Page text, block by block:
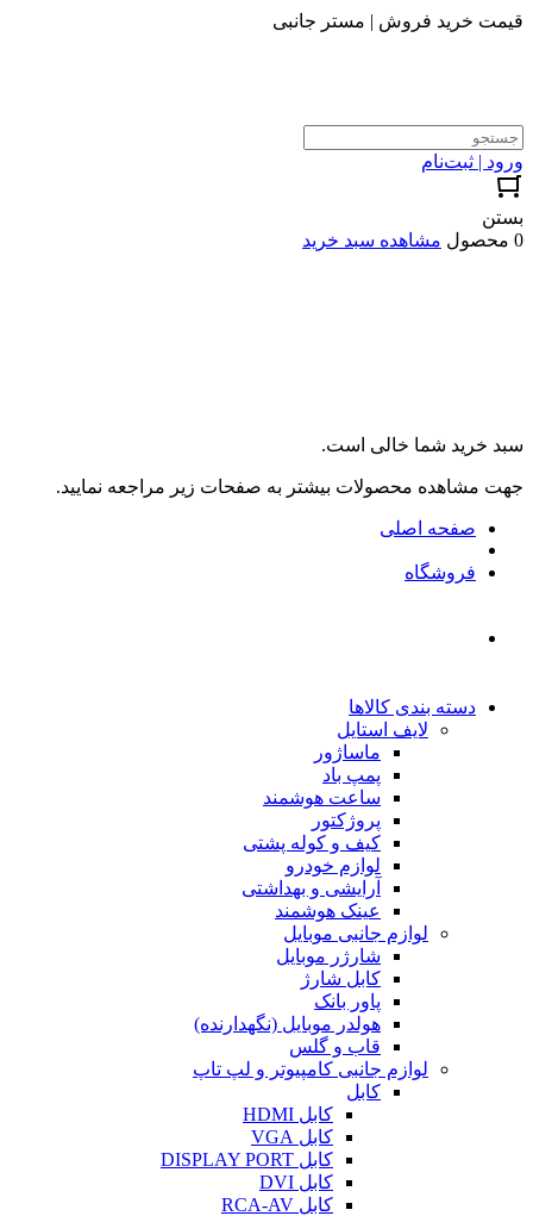
قیمت خرید فروش | مستر جانبی
ورود | ثبت‌نام
بستن
0 محصول
مشاهده سبد خرید
سبد خرید شما خالی است.
جهت مشاهده محصولات بیشتر به صفحات زیر مراجعه نمایید.
صفحه اصلی
فروشگاه
دسته بندی کالاها
لایف استایل
ماساژور
پمپ باد
ساعت هوشمند
پروژکتور
کیف و کوله پشتی
لوازم خودرو
آرایشی و بهداشتی
عینک هوشمند
لوازم جانبی موبایل
شارژر موبایل
کابل شارژ
پاور بانک
هولدر موبایل (نگهدارنده)
قاب و گلس
لوازم جانبی کامپیوتر و لپ تاپ
کابل
کابل HDMI
کابل VGA
کابل DISPLAY PORT
کابل DVI
کابل RCA-AV